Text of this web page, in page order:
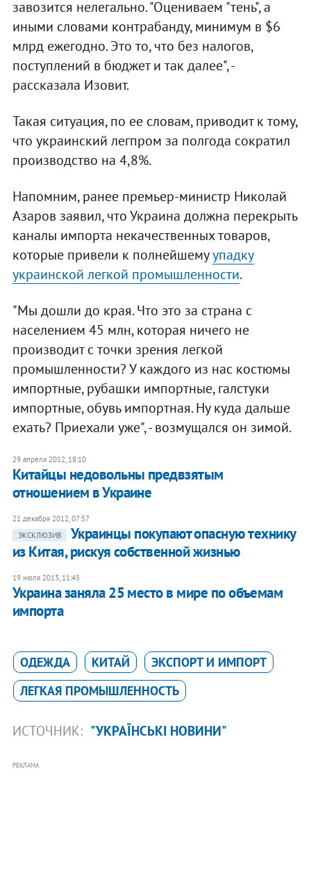
завозится нелегально. "Оцениваем "тень", а
иными словами контрабанду, минимум в $6
млрд ежегодно. Это то, что без налогов,
поступлений в бюджет и так далее", -
рассказала Изовит.
Такая ситуация, по ее словам, приводит к тому,
что украинский легпром за полгода сократил
производство на 4,8%.
Напомним, ранее премьер-министр Николай
Азаров заявил, что Украина должна перекрыть
каналы импорта некачественных товаров,
которые привели к полнейшемуупадку
украинской легкой промышленности.
"Мы дошли до края. Что это за страна с
населением 45 млн, которая ничего не
производит с точки зрения легкой
промышленности? У каждого из нас костюмы
импортные, рубашки импортные, галстуки
импортные, обувь импортная. Ну куда дальше
ехать? Приехали уже", - возмущался он зимой.
29 апреля 2012, 18:10
Китайцы недовольны предвзятым
отношением в Украине
21 декабря 2012, 07:57
ЭКСКЛЮЗИВ
Украинцы покупают опасную технику
из Китая, рискуя собственной жизнью
19 июля 2013, 11:45
Украина заняла 25 место в мире по объемам
импорта
ОДЕЖДА КИТАЙ
ЭКСПОРТ И ИМПОРТ
ЛЕГКАЯ ПРОМЫШЛЕННОСТЬ
ИСТОЧНИК: "УКРАЇНСЬКІ НОВИНИ"
РЕКЛАМА